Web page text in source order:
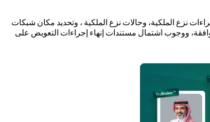
نزع الملكية، وحالات نزع الملكية ، وتحديد مكان شبكات
ووجوب اشتمال مستندات إنهاء إجراءات التعويض على